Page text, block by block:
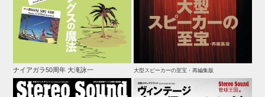
ナイアガラ50周年 大滝詠一 大型スピーカーの至宝・再編集版